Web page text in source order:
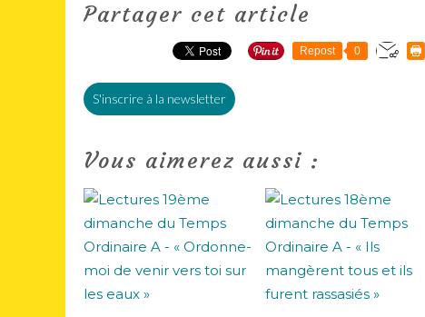
Partager cet article
Repost 0
S'inscrire à la newsletter
Vous aimerez aussi :